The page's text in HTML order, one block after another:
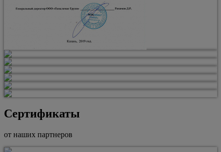
Сертификаты
от наших партнеров